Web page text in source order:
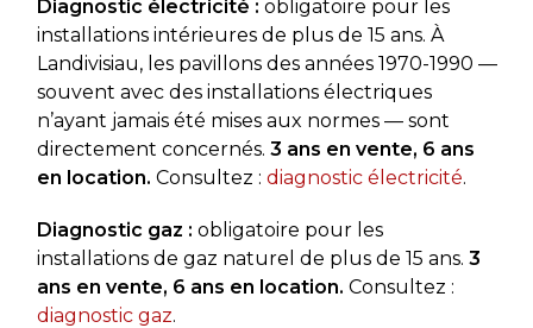
Diagnostic électricité : obligatoire pour les
installations intérieures de plus de 15 ans. À
Landivisiau, les pavillons des années 1970-1990 —
souvent avec des installations électriques
n’ayant jamais été mises aux normes — sont
directement concernés. 3 ans en vente, 6 ans
en location. Consultez : diagnostic électricité.
Diagnostic gaz : obligatoire pour les
installations de gaz naturel de plus de 15 ans. 3
ans en vente, 6 ans en location. Consultez :
diagnostic gaz.